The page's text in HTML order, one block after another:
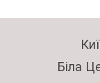
Біла